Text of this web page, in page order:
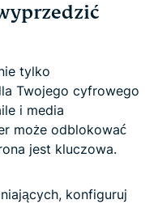
tylko
Twojego cyfrowego
i media
może odblokować
jest kluczowa.
konfiguruj